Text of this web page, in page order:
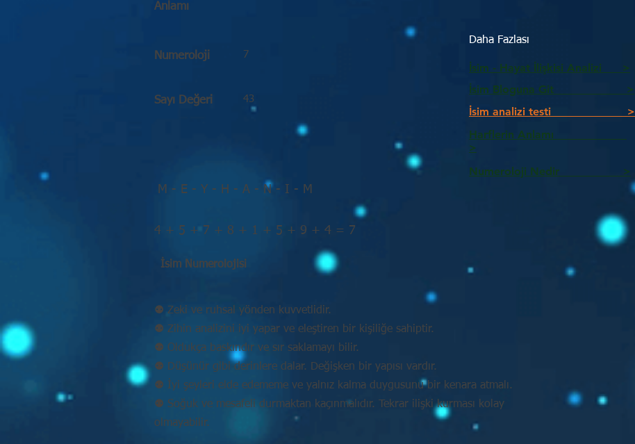
Anlamı
Numeroloji 7
Sayı Değeri 43
M - E - Y - H - A - N - I - M
Daha Fazlası
İsim - Hayat İlişkisi Analizi >
İsim Bloguna Git >
İsim analizi testi >
Harflerin Anlamı
>
Numeroloji Nedir_________ >
4 + 5 + 7 + 8 + 1 + 5 + 9 + 4 = 7
İsim Numerolojisi
⚉ Zeki ve ruhsal yönden kuvvetlidir.
⚉ Zihin analizini iyi yapar ve eleştiren bir kişiliğe sahiptir.
⚉ Oldukça baskındır ve sır saklamayı bilir.
⚉ Düşünür gibi derinlere dalar. Değişken bir yapısı vardır.
⚉ İyi şeyleri elde edememe ve yalnız kalma duygusunu bir kenara atmalı.
⚉ Soğuk ve mesafeli durmaktan kaçınmalıdır. Tekrar ilişki kurması kolay
olmayabilir.